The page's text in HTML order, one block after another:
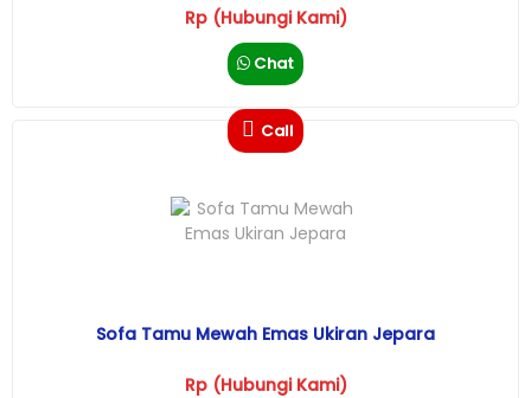
Rp (Hubungi Kami)
Chat
Call
Sofa Tamu Mewah Emas Ukiran Jepara
Rp (Hubungi Kami)